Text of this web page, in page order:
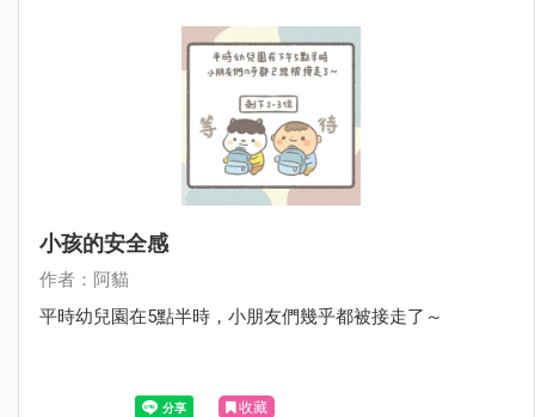
小孩的安全感
作者：阿貓
平時幼兒園在5點半時，小朋友們幾乎都被接走了～
收藏